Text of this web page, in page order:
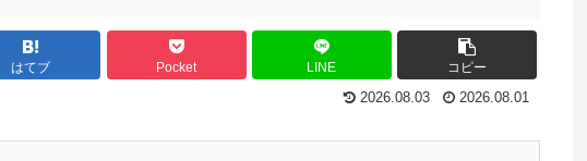
はてブ Pocket LINE コピー
2026.08.03 2026.08.01